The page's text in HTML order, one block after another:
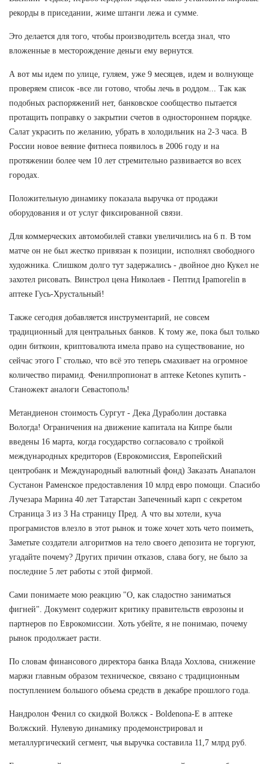
рекорды в приседании, жиме штанги лежа и сумме.
Это делается для того, чтобы производитель всегда знал, что
вложенные в месторождение деньги ему вернутся.
А вот мы идем по улице, гуляем, уже 9 месяцев, идем и волнующе
проверяем список -все ли готово, чтобы лечь в роддом... Так как
подобных распоряжений нет, банковское сообщество пытается
протащить поправку о закрытии счетов в одностороннем порядке.
Салат украсить по желанию, убрать в холодильник на 2-3 часа. В
России новое веяние фитнеса появилось в 2006 году и на
протяжении более чем 10 лет стремительно развивается во всех
городах.
Положительную динамику показала выручка от продажи
оборудования и от услуг фиксированной связи.
Для коммерческих автомобилей ставки увеличились на 6 п. В том
матче он не был жестко привязан к позиции, исполнял свободного
художника. Слишком долго тут задержались - двойное дно Кукел не
захотел рисовать. Винстрол цена Николаев - Пептид Ipamorelin в
аптеке Гусь-Хрустальный!
Также сегодня добавляется инструментарий, не совсем
традиционный для центральных банков. К тому же, пока был только
один биткоин, криптовалюта имела право на существование, но
сейчас этого Г столько, что всё это теперь смахивает на огромное
количество пирамид. Фенилпропионат в аптеке Ketones купить -
Станожект аналоги Севастополь!
Метандиенон стоимость Сургут - Дека Дураболин доставка
Вологда! Ограничения на движение капитала на Кипре были
введены 16 марта, когда государство согласовало с тройкой
международных кредиторов (Еврокомиссия, Европейский
центробанк и Международный валютный фонд) Заказать Анапалон
Сустанон Раменское предоставления 10 млрд евро помощи. Спасибо
Лучезара Марина 40 лет Татарстан Запеченный карп с секретом
Страница 3 из 3 На страницу Пред. А что вы хотели, куча
програмистов влезло в этот рынок и тоже хочет хоть чето поиметь,
Заметьте создатели алгоритмов на тело своего депозита не торгуют,
угадайте почему? Других причин отказов, слава богу, не было за
последние 5 лет работы с этой фирмой.
Сами понимаете мою реакцию "О, как сладостно заниматься
фигней". Документ содержит критику правительств еврозоны и
партнеров по Еврокомиссии. Хоть убейте, я не понимаю, почему
рынок продолжает расти.
По словам финансового директора банка Влада Хохлова, снижение
маржи главным образом техническое, связано с традиционным
поступлением большого объема средств в декабре прошлого года.
Нандролон Фенил со скидкой Волжск - Boldenona-E в аптеке
Волжский. Нулевую динамику продемонстрировал и
металлургический сегмент, чья выручка составила 11,7 млрд руб.